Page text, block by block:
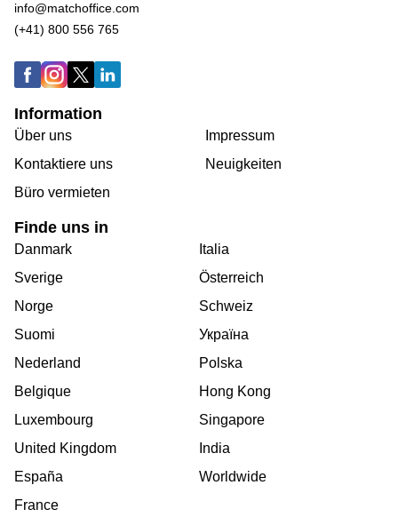
info@matchoffice.com
(+41) 800 556 765
Information
Über uns
Kontaktiere uns
Büro vermieten
Impressum
Neuigkeiten
Finde uns in
Danmark
Sverige
Norge
Suomi
Nederland
Belgique
Luxembourg
United Kingdom
España
France
Italia
Österreich
Schweiz
Україна
Polska
Hong Kong
Singapore
India
Worldwide